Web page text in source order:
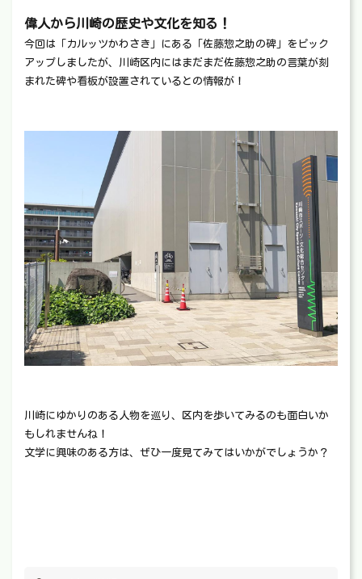
偉人から川崎の歴史や文化を知る！
今回は「カルッツかわさき」にある「佐藤惣之助の碑」をピック
アップしましたが、川崎区内にはまだまだ佐藤惣之助の言葉が刻
まれた碑や看板が設置されているとの情報が！
川崎にゆかりのある人物を巡り、区内を歩いてみるのも面白いか
もしれませんね！
文学に興味のある方は、ぜひ一度見てみてはいかがでしょうか？